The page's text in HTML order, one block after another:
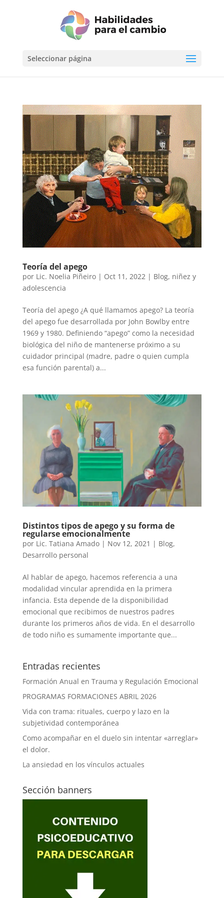
Seleccionar página
Teoría del apego
por Lic. Noelia Piñeiro| Oct 11, 2022| Blog, niñez y
adolescencia
Teoría del apego ¿A qué llamamos apego? La teoría
del apego fue desarrollada por John Bowlby entre
1969 y 1980. Definiendo “apego” como la necesidad
biológica del niño de mantenerse próximo a su
cuidador principal (madre, padre o quien cumpla
esa función parental) a...
Distintos tipos de apego y su forma de
regularse emocionalmente
por Lic. Tatiana Amado| Nov 12, 2021 | Blog,
Desarrollo personal
Al hablar de apego, hacemos referencia a una
modalidad vincular aprendida en la primera
infancia. Esta depende de la disponibilidad
emocional que recibimos de nuestros padres
durante los primeros años de vida. En el desarrollo
de todo niño es sumamente importante que...
Entradas recientes
Formación Anual en Trauma y Regulación Emocional
PROGRAMAS FORMACIONES ABRIL 2026
Vida con trama: rituales, cuerpo y lazo en la
subjetividad contemporánea
Como acompañar en el duelo sin intentar «arreglar»
el dolor.
La ansiedad en los vínculos actuales
Sección banners